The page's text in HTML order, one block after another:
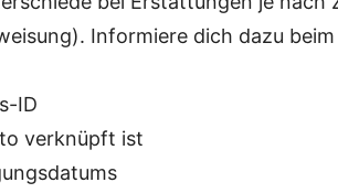
Informiere dich dazu
ID
verknüpft ist